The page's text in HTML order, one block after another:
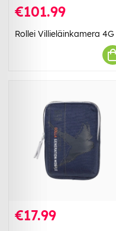
€101.99
Rollei Villieläinkamera 4G
€17.99